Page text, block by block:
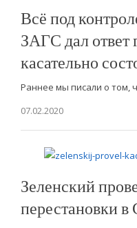
Всё под
ЗАГС дал ответ
касательно
Раннее мы писали о том,
07.02.2020
Зеленский
перестановки